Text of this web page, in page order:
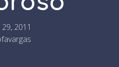
29, 2011